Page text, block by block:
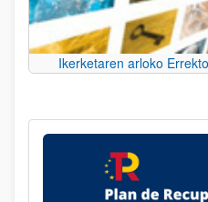
Ikerketaren arloko